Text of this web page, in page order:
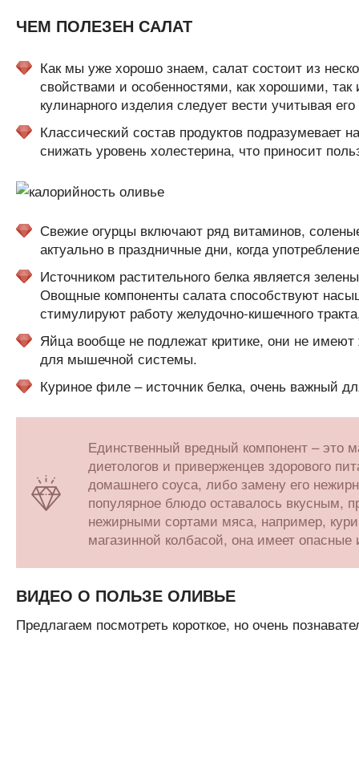
ЧЕМ ПОЛЕЗЕН САЛАТ
Как мы уже хорошо знаем, салат состоит из
свойствами и особенностями, как хорошими,
кулинарного изделия следует вести учитывая
Классический состав продуктов
снижать уровень холестерина, что приносит
Свежие огурцы включают ряд витаминов,
актуально в праздничные дни, когда
Источником растительного белка является
Овощные компоненты салата способствуют
стимулируют работу желудочно-кишечного
Яйца вообще не подлежат критике, они не
для мышечной системы.
Куриное филе – источник белка, очень важный
Единственный вредный компонент – это
диетологов и приверженцев здорового
домашнего соуса, либо замену его
популярное блюдо оставалось вкусным,
нежирными сортами мяса, например,
магазинной колбасой, она имеет опасные
ВИДЕО О ПОЛЬЗЕ ОЛИВЬЕ
Предлагаем посмотреть короткое, но очень